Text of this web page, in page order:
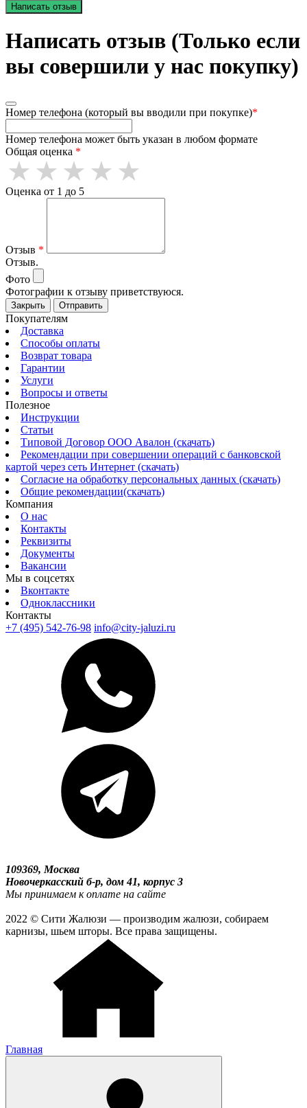
Написать отзыв
Написать отзыв (Только если
вы совершили у нас покупку)
Номер телефона (который вы вводили при покупке)*
Номер телефона может быть указан в любом формате
Общая оценка *
Оценка от 1 до 5
Отзыв *
Отзыв.
Фото
Фотографии к отзыву приветствуюся.
Закрыть Отправить
Покупателям
Доставка
Способы оплаты
Возврат товара
Гарантии
Услуги
Вопросы и ответы
Полезное
Инструкции
Статьи
Типовой Договор ООО Авалон (скачать)
Рекомендации при совершении операций с банковской
картой через сеть Интернет (скачать)
Согласие на обработку персональных данных (скачать)
Общие рекомендации(скачать)
Компания
О нас
Контакты
Реквизиты
Документы
Вакансии
Мы в соцсетях
Вконтакте
Одноклассники
Контакты
+7 (495) 542-76-98 info@city-jaluzi.ru
109369, Москва
Новочеркасский б-р, дом 41, корпус 3
Мы принимаем к оплате на сайте
2022 © Сити Жалюзи — производим жалюзи, собираем
карнизы, шьем шторы. Все права защищены.
Главная